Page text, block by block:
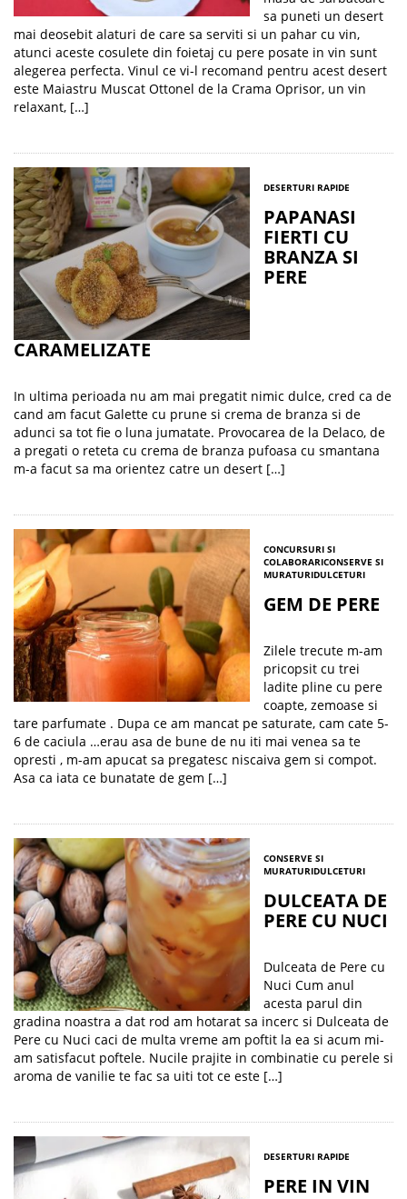
sa puneti un desert
mai deosebit alaturi de care sa serviti si un pahar cu vin,
atunci aceste cosulete din foietaj cu pere posate in vin sunt
alegerea perfecta. Vinul ce vi-l recomand pentru acest desert
este Maiastru Muscat Ottonel de la Crama Oprisor, un vin
relaxant, […]
DESERTURI RAPIDE
PAPANASI
FIERTI CU
BRANZA SI
PERE
CARAMELIZATE
In ultima perioada nu am mai pregatit nimic dulce, cred ca de
cand am facut Galette cu prune si crema de branza si de
adunci sa tot fie o luna jumatate. Provocarea de la Delaco, de
a pregati o reteta cu crema de branza pufoasa cu smantana
m-a facut sa ma orientez catre un desert […]
CONCURSURI SI
COLABORARICONSERVE SI
MURATURIDULCETURI
GEM DE PERE
Zilele trecute m-am
pricopsit cu trei
ladite pline cu pere
coapte, zemoase si
tare parfumate . Dupa ce am mancat pe saturate, cam cate 5-
6 de caciula …erau asa de bune de nu iti mai venea sa te
opresti , m-am apucat sa pregatesc niscaiva gem si compot.
Asa ca iata ce bunatate de gem […]
CONSERVE SI
MURATURIDULCETURI
DULCEATA DE
PERE CU NUCI
Dulceata de Pere cu
Nuci Cum anul
acesta parul din
gradina noastra a dat rod am hotarat sa incerc si Dulceata de
Pere cu Nuci caci de multa vreme am poftit la ea si acum mi-
am satisfacut poftele. Nucile prajite in combinatie cu perele si
aroma de vanilie te fac sa uiti tot ce este […]
DESERTURI RAPIDE
PERE IN VIN